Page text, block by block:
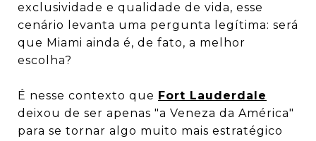
exclusividade e qualidade de vida, esse
cenário levanta uma pergunta legítima: será
que Miami ainda é, de fato, a melhor
escolha?
É nesse contexto que Fort Lauderdale
deixou de ser apenas "a Veneza da América"
para se tornar algo muito mais estratégico